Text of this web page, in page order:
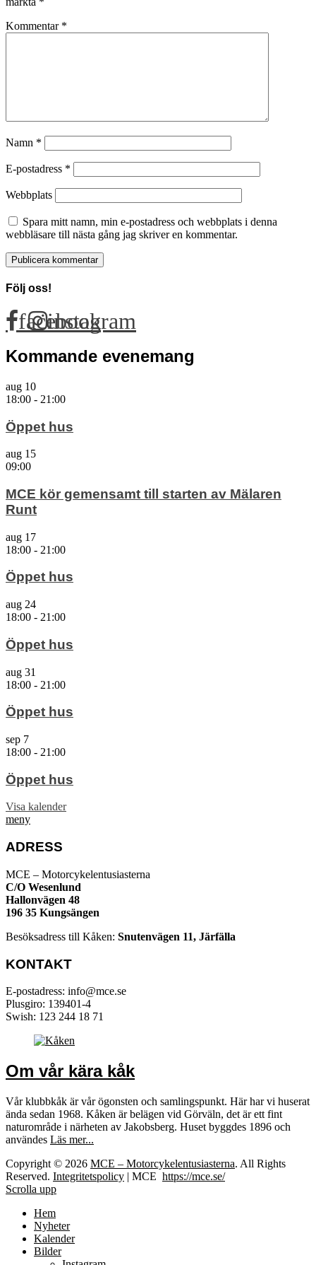
Kommentar *
Namn *
E-postadress *
Webbplats
Spara mitt namn, min e-postadress och webbplats i denna
webbläsare till nästa gång jag skriver en kommentar.
Följ oss!
facebook
instagram
Kommande evenemang
aug 10
18:00 - 21:00
Öppet hus
aug 15
09:00
MCE kör gemensamt till starten av Mälaren
Runt
aug 17
18:00 - 21:00
Öppet hus
aug 24
18:00 - 21:00
Öppet hus
aug 31
18:00 - 21:00
Öppet hus
sep 7
18:00 - 21:00
Öppet hus
Visa kalender
meny
ADRESS
MCE – Motorcykelentusiasterna
C/O Wesenlund
Hallonvägen 48
196 35 Kungsängen
Besöksadress till Kåken: Snutenvägen 11, Järfälla
KONTAKT
E-postadress: info@mce.se
Plusgiro: 139401-4
Swish: 123 244 18 71
Om vår kära kåk
Vår klubbkåk är vår ögonsten och samlingspunkt. Här har vi huserat
ända sedan 1968. Kåken är belägen vid Görväln, det är ett fint
naturområde i närheten av Jakobsberg. Huset byggdes 1896 och
användes Läs mer...
Copyright © 2026 MCE – Motorcykelentusiasterna. All Rights
Reserved. Integritetspolicy | MCE https://mce.se/
Scrolla upp
Hem
Nyheter
Kalender
Bilder